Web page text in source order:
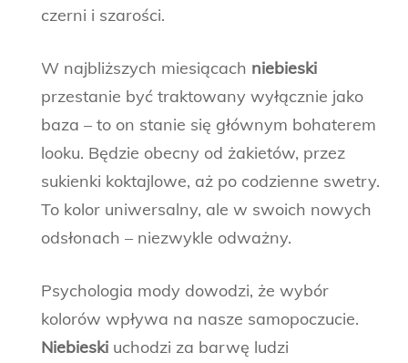
czerni i szarości.
W najbliższych miesiącach niebieski
przestanie być traktowany wyłącznie jako
baza – to on stanie się głównym bohaterem
looku. Będzie obecny od żakietów, przez
sukienki koktajlowe, aż po codzienne swetry.
To kolor uniwersalny, ale w swoich nowych
odsłonach – niezwykle odważny.
Psychologia mody dowodzi, że wybór
kolorów wpływa na nasze samopoczucie.
Niebieski uchodzi za barwę ludzi